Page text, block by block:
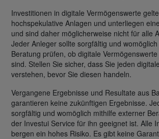
Investitionen in digitale Vermögenswerte
hochspekulative Anlagen und unterliegen
und sind daher möglicherweise nicht für alle
Jeder Anleger sollte sorgfältig und
Beratung prüfen, ob digitale
sind. Stellen Sie sicher, dass Sie jeden
verstehen, bevor Sie diesen handeln.
Vergangene Ergebnisse und Resultate aus
garantieren keine zukünftigen Ergebnisse.
sorgfältig und womöglich mithilfe externer
der Investui Service für ihn geeignet ist. Alle
bergen ein hohes Risiko. Es gibt keine